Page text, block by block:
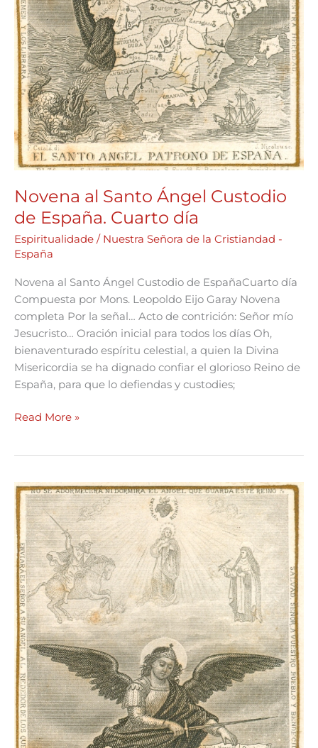
Novena al Santo Ángel Custodio
de España. Cuarto día
Espiritualidade / Nuestra Señora de la Cristiandad -
España
Novena al Santo Ángel Custodio de EspañaCuarto día
Compuesta por Mons. Leopoldo Eijo Garay Novena
completa Por la señal… Acto de contrición: Señor mío
Jesucristo… Oración inicial para todos los días Oh,
bienaventurado espíritu celestial, a quien la Divina
Misericordia se ha dignado confiar el glorioso Reino de
España, para que lo defiendas y custodies;
Read More »
Novena
al
Santo
Ángel
Custodio
de
España.
Tercer
día